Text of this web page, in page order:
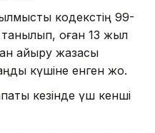
кодекстің 99-
танылып, оған 13 жыл
айыру жазасы
күшіне енген жоқ.
кезінде үш кенші